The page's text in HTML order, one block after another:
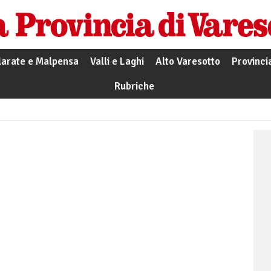
e Malpensa Valli e Laghi Alto Varesotto
Rubriche